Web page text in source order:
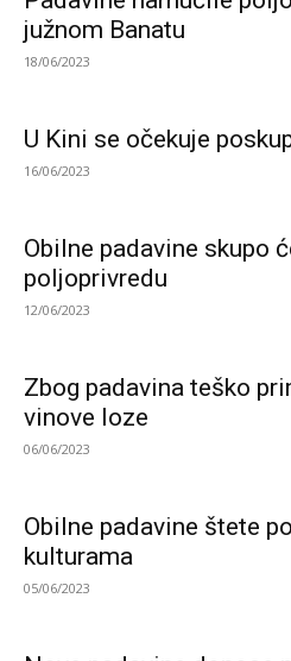
južnom Banatu
18/06/2023
U Kini se očekuje
16/06/2023
Obilne padavine skupo
poljoprivredu
12/06/2023
Zbog padavina teško
vinove loze
06/06/2023
Obilne padavine štete
kulturama
05/06/2023